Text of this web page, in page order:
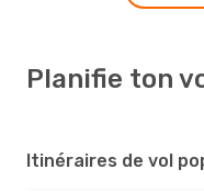
Planifie ton
Itinéraires de vol